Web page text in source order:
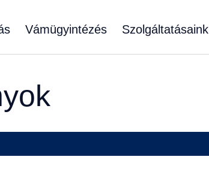
Vámügyintézés Szolgáltatásaink